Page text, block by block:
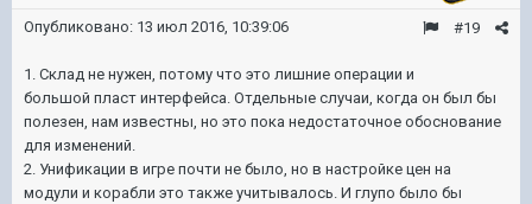
#19
Опубликовано: 13 июл 2016, 10:39:06
1. Склад не нужен, потому что это лишние операции и
большой пласт интерфейса. Отдельные случаи, когда он был бы
полезен, нам известны, но это пока недостаточное обоснование
для изменений.
2. Унификации в игре почти не было, но в настройке цен на
модули и корабли это также учитывалось. И глупо было бы